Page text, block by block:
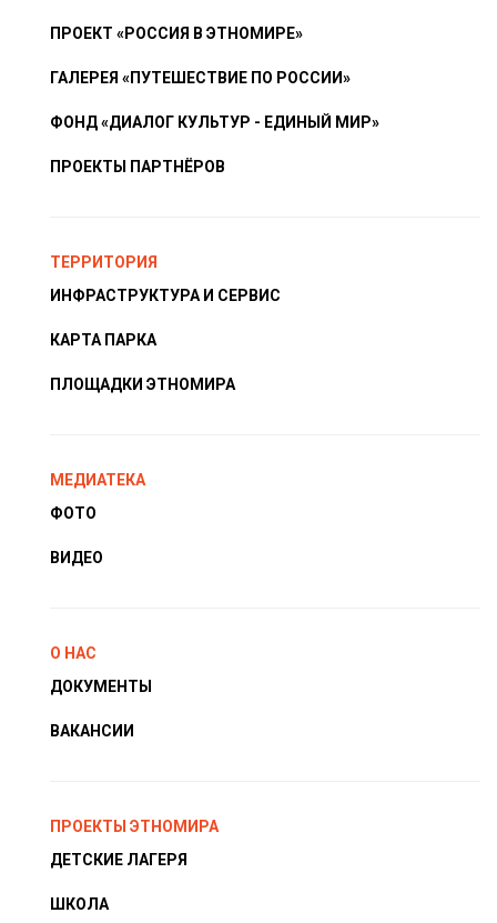
ПРОЕКТ «РОССИЯ В ЭТНОМИРЕ»
ГАЛЕРЕЯ «ПУТЕШЕСТВИЕ ПО РОССИИ»
ФОНД «ДИАЛОГ КУЛЬТУР - ЕДИНЫЙ МИР»
ПРОЕКТЫ ПАРТНЁРОВ
ТЕРРИТОРИЯ
ИНФРАСТРУКТУРА И СЕРВИС
КАРТА ПАРКА
ПЛОЩАДКИ ЭТНОМИРА
МЕДИАТЕКА
ФОТО
ВИДЕО
О НАС
ДОКУМЕНТЫ
ВАКАНСИИ
ПРОЕКТЫ ЭТНОМИРА
ДЕТСКИЕ ЛАГЕРЯ
ШКОЛА